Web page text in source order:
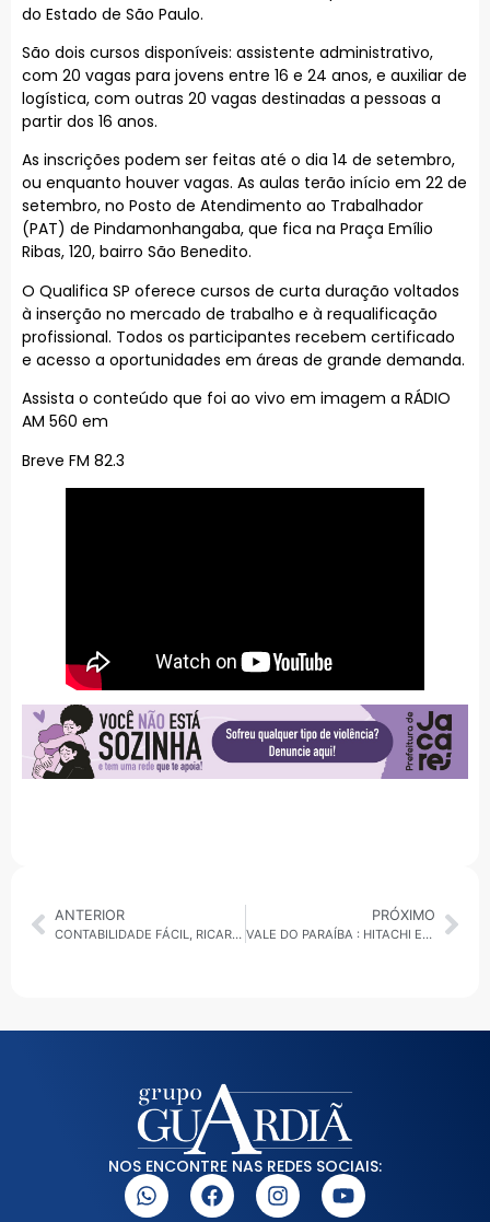
do Estado de São Paulo.
São dois cursos disponíveis: assistente administrativo,
com 20 vagas para jovens entre 16 e 24 anos, e auxiliar de
logística, com outras 20 vagas destinadas a pessoas a
partir dos 16 anos.
As inscrições podem ser feitas até o dia 14 de setembro,
ou enquanto houver vagas. As aulas terão início em 22 de
setembro, no Posto de Atendimento ao Trabalhador
(PAT) de Pindamonhangaba, que fica na Praça Emílio
Ribas, 120, bairro São Benedito.
O Qualifica SP oferece cursos de curta duração voltados
à inserção no mercado de trabalho e à requalificação
profissional. Todos os participantes recebem certificado
e acesso a oportunidades em áreas de grande demanda.
Assista o conteúdo que foi ao vivo em imagem a RÁDIO
AM 560 em
Breve FM 82.3
ANTERIOR
CONTABILIDADE FÁCIL, RICARDO ABILIO RESPONDE SPLIT PAYMENT: O NOVO MODELO DE PAGAMENTO EM DISCUSSÃO
PRÓXIMO
VALE DO PARAÍBA : HITACHI ENERGY INVESTE US$ 160 MILHÕES EM NOVA FÁBRICA EM PINDA
NOS ENCONTRE NAS REDES SOCIAIS: